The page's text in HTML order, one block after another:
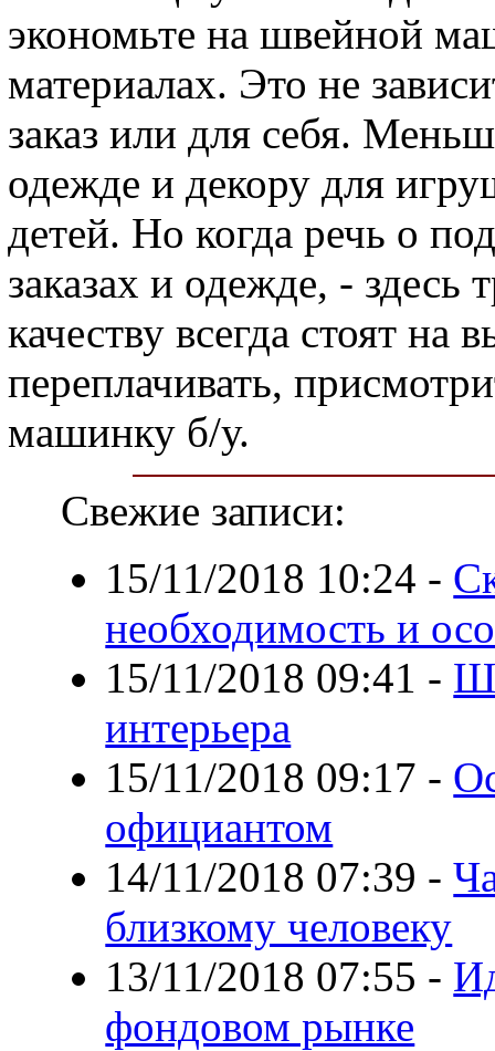
экономьте на швейной
материалах. Это не
заказ или для себя.
одежде и декору для
детей. Но когда речь о
заказах и одежде, - здесь
качеству всегда стоят на
переплачивать,
машинку б/у.
Свежие записи:
15/11/2018 10:24 -
необходимость и
15/11/2018 09:41 -
интерьера
15/11/2018 09:17 -
официантом
14/11/2018 07:39 -
близкому человеку
13/11/2018 07:55 -
фондовом рынке